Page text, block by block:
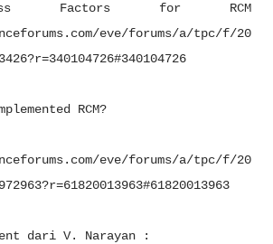
Factors for RCM
eve/forums/a/tpc/f/20
RCM?
eve/forums/a/tpc/f/20
dari V. Narayan :